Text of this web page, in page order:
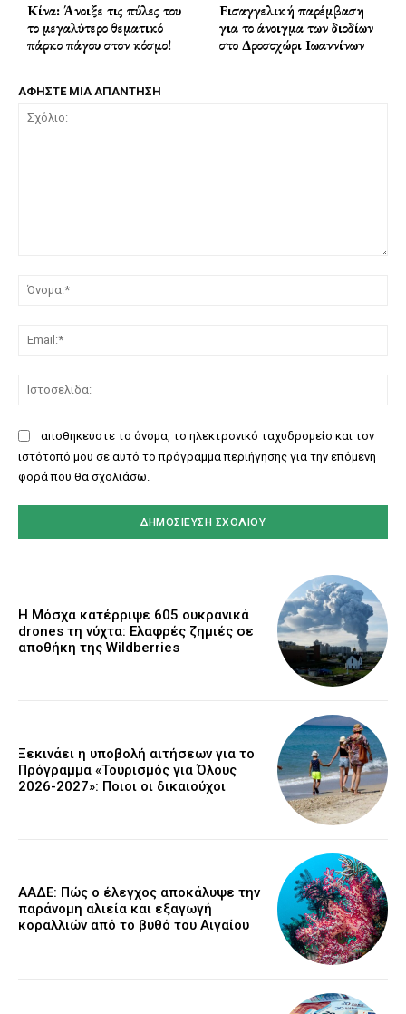
Κίνα: Άνοιξε τις πύλες του
το μεγαλύτερο θεματικό
πάρκο πάγου στον κόσμο!
Εισαγγελική παρέμβαση
για το άνοιγμα των διοδίων
στο Δροσοχώρι Ιωαννίνων
ΑΦΗΣΤΕ ΜΙΑ ΑΠΑΝΤΗΣΗ
αποθηκεύστε το όνομα, το ηλεκτρονικό ταχυδρομείο και τον
ιστότοπό μου σε αυτό το πρόγραμμα περιήγησης για την επόμενη
φορά που θα σχολιάσω.
Η Μόσχα κατέρριψε 605 ουκρανικά
drones τη νύχτα: Ελαφρές ζημιές σε
αποθήκη της Wildberries
Ξεκινάει η υποβολή αιτήσεων για το
Πρόγραμμα «Τουρισμός για Όλους
2026-2027»: Ποιοι οι δικαιούχοι
ΑΑΔΕ: Πώς ο έλεγχος αποκάλυψε την
παράνομη αλιεία και εξαγωγή
κοραλλιών από το βυθό του Αιγαίου